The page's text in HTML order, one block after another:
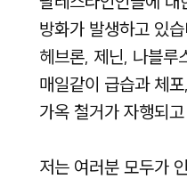
방화가 발생하고 있
헤브론, 제닌, 나블루
매일같이 급습과 체
가옥 철거가 자행되
저는 여러분 모두가